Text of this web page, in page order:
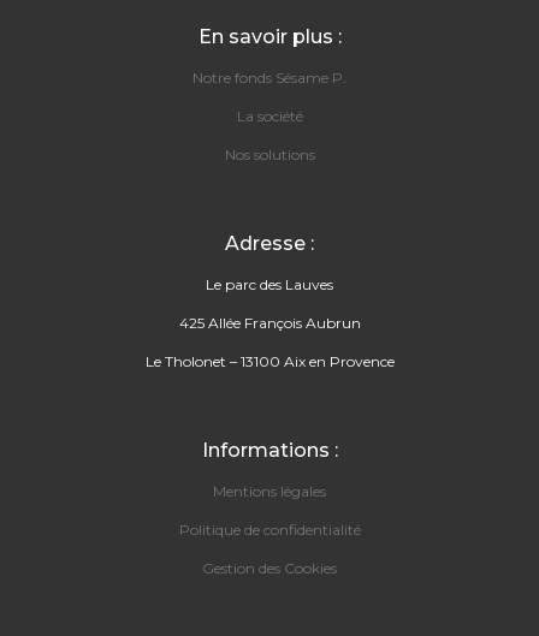
En savoir plus :
Notre fonds Sésame P.
La société
Nos solutions
Adresse :
Le parc des Lauves
425 Allée François Aubrun
Le Tholonet – 13100 Aix en Provence
Informations :
Mentions légales
Politique de confidentialité
Gestion des Cookies